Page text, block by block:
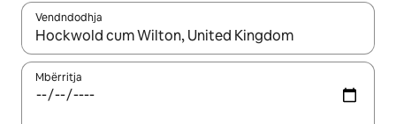
Vendndodhja
Kur rezultatet të jenë të disponueshme, lëviz me butonat e
Mbërritja